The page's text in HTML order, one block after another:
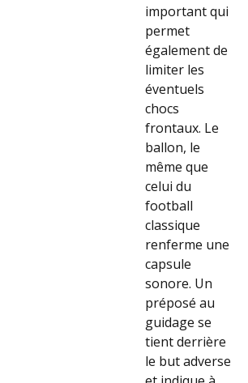
important qui
permet
également de
limiter les
éventuels
chocs
frontaux. Le
ballon, le
même que
celui du
football
classique
renferme une
capsule
sonore. Un
préposé au
guidage se
tient derrière
le but adverse